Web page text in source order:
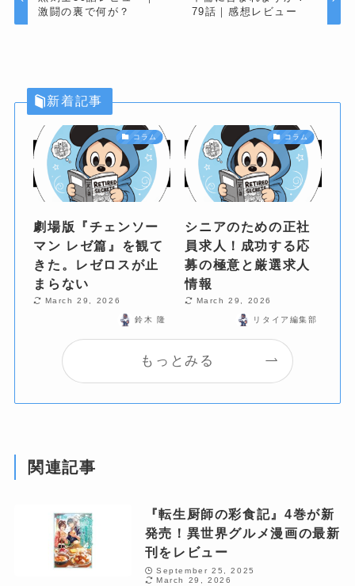
激闘の裏で何が？
79話｜感想レビュー
新着記事
コラム
劇場版『チェンソー
マン レゼ篇』を観て
きた。レゼロスが止
まらない
March 29, 2026
鈴木 隆
コラム
シニアのための正社
員求人！成功する応
募の極意と厳選求人
情報
March 29, 2026
リタイア編集部
もっとみる
関連記事
『転生厨師の彩食記』4巻が新
発売！異世界グルメ漫画の最新
刊をレビュー
September 25, 2025
March 29, 2026